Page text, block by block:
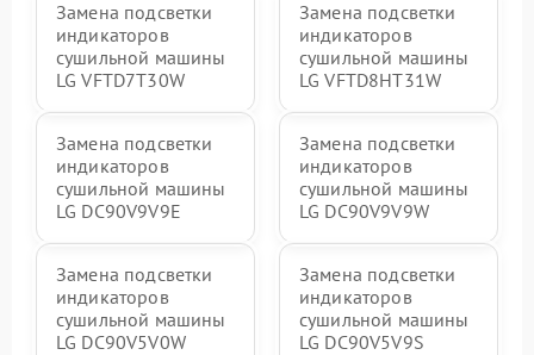
Замена подсветки
индикаторов
сушильной машины
LG VFTD7T30W
Замена подсветки
индикаторов
сушильной машины
LG VFTD8HT31W
Замена подсветки
индикаторов
сушильной машины
LG DC90V9V9E
Замена подсветки
индикаторов
сушильной машины
LG DC90V9V9W
Замена подсветки
индикаторов
сушильной машины
LG DC90V5V0W
Замена подсветки
индикаторов
сушильной машины
LG DC90V5V9S